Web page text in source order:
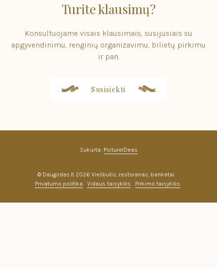
Turite klausimų?
Konsultuojame visais klausimais, susijusiais su
apgyvendinimu, renginių organizavimu, bilietų pirkimu
ir pan.
Susisiekti
© Daugirdas.lt 2026 Viešbutis, restoranas, banketai.
Privatumo politika
Vidaus taisyklės Pirkimo taisyklės
Sukurta: PictureIDeas